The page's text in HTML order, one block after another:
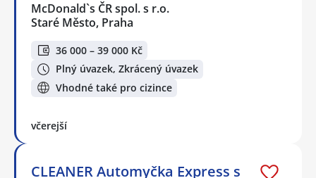
McDonald`s ČR spol. s r.o.
Staré Město, Praha
36 000 – 39 000 Kč
Plný úvazek, Zkrácený úvazek
Vhodné také pro cizince
včerejší
CLEANER Automyčka Express s